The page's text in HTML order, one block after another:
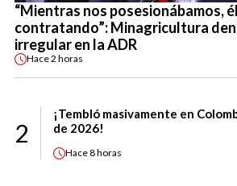
“Mientras nos posesionábamos,
contratando”: Minagricultura
irregular en la ADR
Hace2 horas
2
¡Tembló masivamente en
de 2026!
Hace8 horas